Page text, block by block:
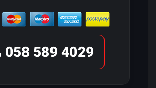
058 589 4029